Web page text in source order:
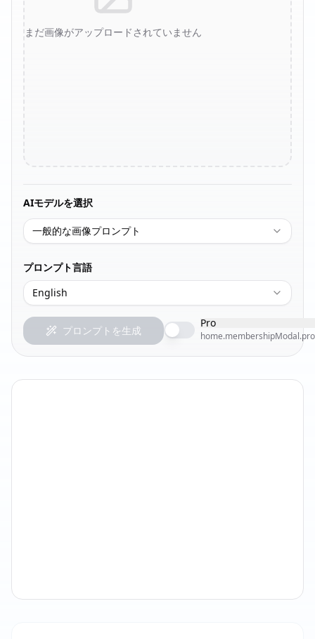
まだ画像がアップロードされていません
AIモデルを選択
一般的な画像プロンプト
プロンプト言語
English
プロンプトを生成
Pro